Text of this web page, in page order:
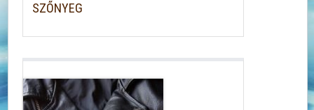
SZŐNYEG